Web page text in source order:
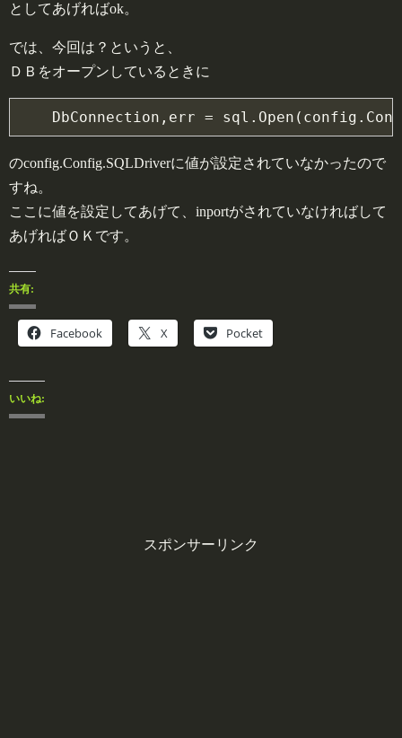
としてあげればok。
では、今回は？というと、
ＤＢをオープンしているときに
のconfig.Config.SQLDriverに値が設定されていなかったので
すね。
ここに値を設定してあげて、inportがされていなければして
あげればＯＫです。
共有:
Facebook X Pocket
いいね:
スポンサーリンク